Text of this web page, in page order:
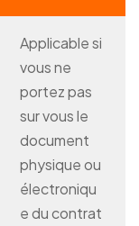
Applicable si
vous ne
portez pas
sur vous le
document
physique ou
électroniqu
e du contrat